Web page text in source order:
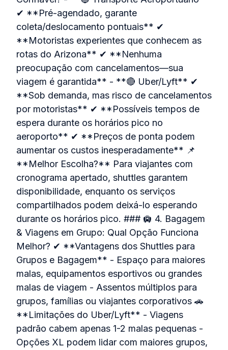
✔ **Pré-agendado, garante
coleta/deslocamento pontuais** ✔
**Motoristas experientes que conhecem as
rotas do Arizona** ✔ **Nenhuma
preocupação com cancelamentos—sua
viagem é garantida** - **🔴 Uber/Lyft** ✔
**Sob demanda, mas risco de cancelamentos
por motoristas** ✔ **Possíveis tempos de
espera durante os horários pico no
aeroporto** ✔ **Preços de ponta podem
aumentar os custos inesperadamente** 📌
**Melhor Escolha?** Para viajantes com
cronograma apertado, shuttles garantem
disponibilidade, enquanto os serviços
compartilhados podem deixá-lo esperando
durante os horários pico. ### 🛄 4. Bagagem
& Viagens em Grupo: Qual Opção Funciona
Melhor? ✔ **Vantagens dos Shuttles para
Grupos e Bagagem** - Espaço para maiores
malas, equipamentos esportivos ou grandes
malas de viagem - Assentos múltiplos para
grupos, famílias ou viajantes corporativos 🚗
**Limitações do Uber/Lyft** - Viagens
padrão cabem apenas 1-2 malas pequenas -
Opções XL podem lidar com maiores grupos,